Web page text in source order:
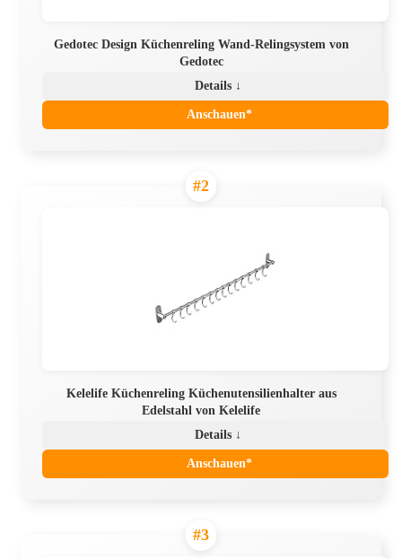
Gedotec Design Küchenreling Wand-Relingsystem von
Gedotec
Details ↓
Anschauen*
#2
Kelelife Küchenreling Küchenutensilienhalter aus
Edelstahl von Kelelife
Details ↓
Anschauen*
#3